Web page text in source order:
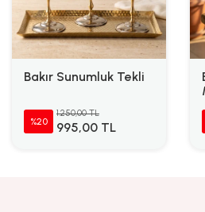
Bakır Sunumluk Tekli
%20
1.250,00 TL
995,00 TL